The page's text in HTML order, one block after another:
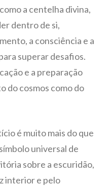
a centelha divina,
dentro de si,
a consciência e a
superar desafios.
e a preparação
do cosmos como do
é muito mais do que
universal de
sobre a escuridão,
interior e pelo